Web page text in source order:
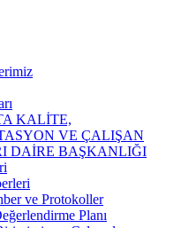
KALİTE,
VE ÇALIŞAN
DAİRE BAŞKANLIĞI
ve Protokoller
Planı